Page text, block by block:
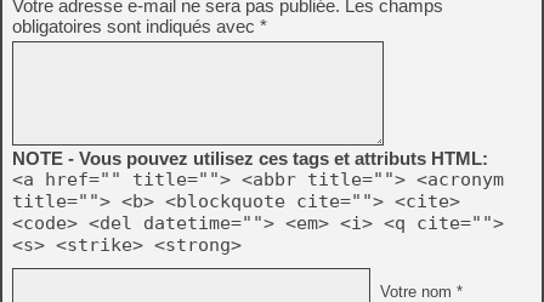
Votre adresse e-mail ne sera pas publiée. Les champs
obligatoires sont indiqués avec *
NOTE - Vous pouvez utilisez ces tags et attributs HTML:
<a href="" title=""> <abbr title=""> <acronym
title=""> <b> <blockquote cite=""> <cite>
<code> <del datetime=""> <em> <i> <q cite="">
<s> <strike> <strong>
Votre nom *